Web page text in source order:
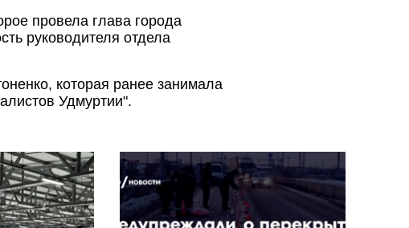
провела глава города
руководителя отдела
которая ранее занимала
Удмуртии".